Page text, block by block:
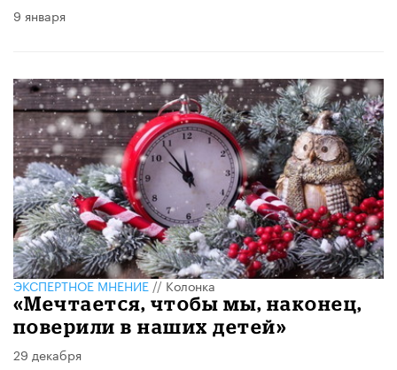
9 января
ЭКСПЕРТНОЕ МНЕНИЕ//Колонка
«Мечтается, чтобы мы, наконец,
поверили в наших детей»
29 декабря